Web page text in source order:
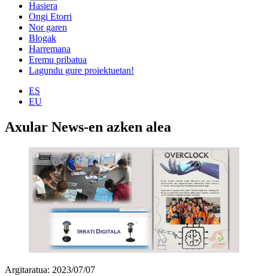
Hasiera
Ongi Etorri
Nor garen
Blogak
Harremana
Eremu pribatua
Lagundu gure proiektuetan!
ES
EU
Axular News-en azken alea
Argitaratua: 2023/07/07